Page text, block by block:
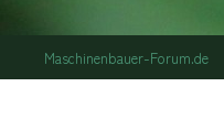
Maschinenbauer-Forum.de